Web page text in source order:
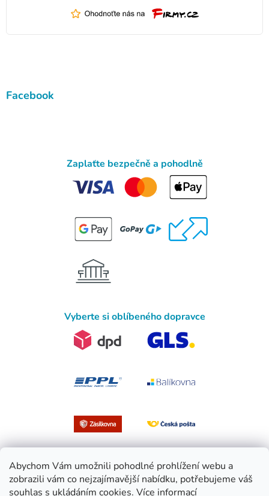
Abychom Vám umožnili pohodlné prohlížení webu a
zobrazili vám co nejzajímavější nabídku, potřebujeme váš
souhlas s ukládáním cookies. Více informací
Facebook
Zaplaťte bezpečně a pohodlně
Vyberte si oblíbeného dopravce